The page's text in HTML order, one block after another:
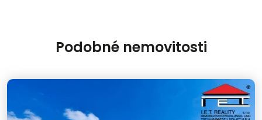
Podobné nemovitosti